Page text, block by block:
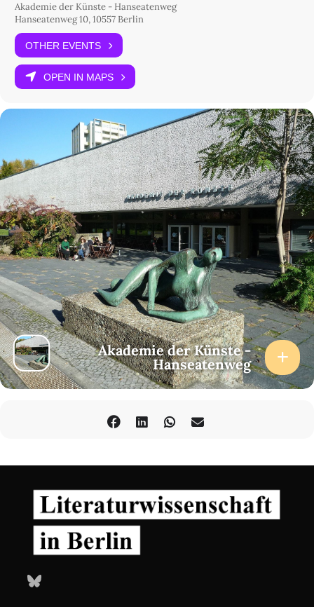
Akademie der Künste - Hanseatenweg
Hanseatenweg 10, 10557 Berlin
OTHER EVENTS
OPEN IN MAPS
Akademie der Künste -
Hanseatenweg
Bluesky